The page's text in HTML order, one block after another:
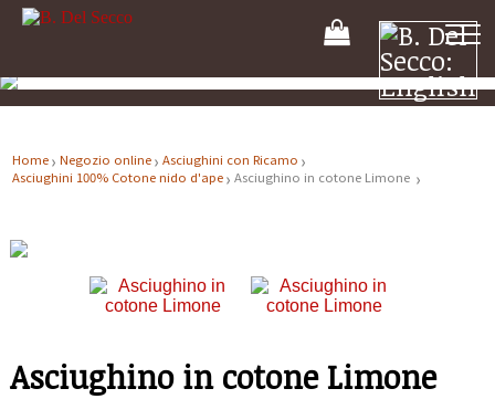
Il
tuo
carrello
Home Negozio online
Asciughini con Ricamo
Asciughini 100% Cotone nido d'ape
Asciughino in cotone Limone
Asciughino in cotone Limone